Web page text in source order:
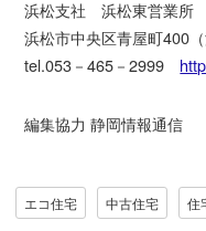
浜松支社 浜松東営業所
浜松市中央区青屋町400
tel.053－465－2999
編集協力 静岡情報通信
エコ住宅 中古住宅 住